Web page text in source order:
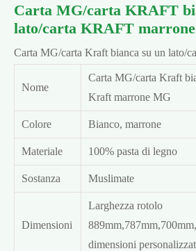
Carta MG/carta KRAFT
lato/carta KRAFT
Carta MG/carta Kraft bianca su un lato/
Nome
Carta MG/carta Kraft
Kraft marrone MG
Colore Bianco, marrone
Materiale 100% pasta di legno
Sostanza Muslimate
Dimensioni
Larghezza rotolo
dimensioni